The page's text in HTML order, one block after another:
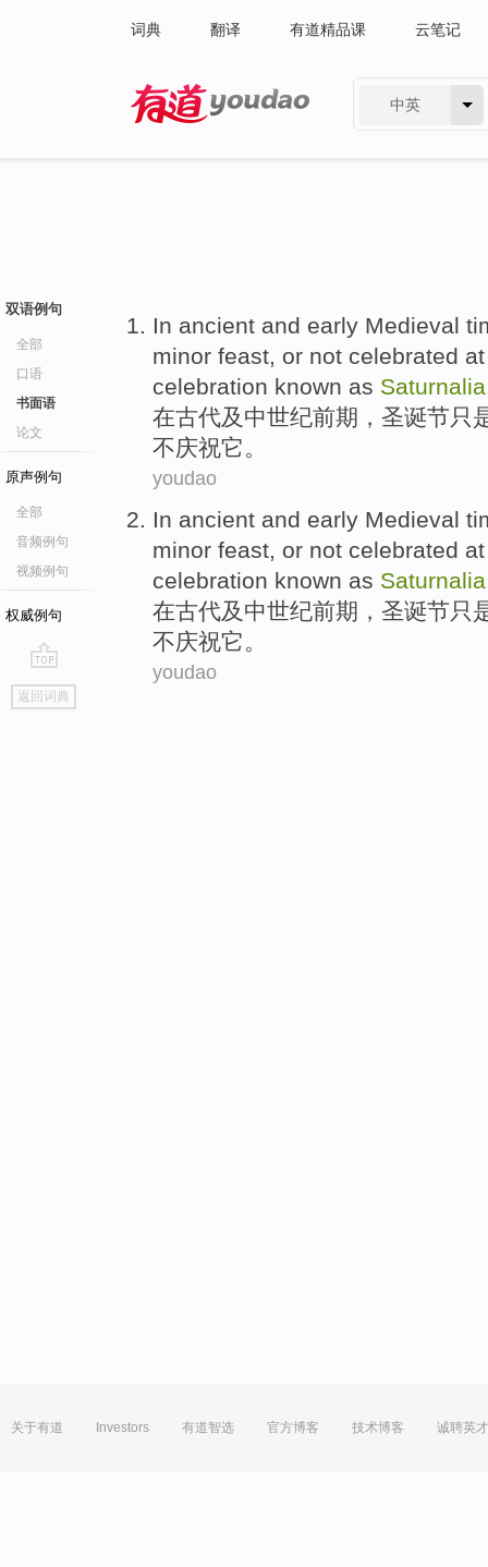
词典 翻译 有道精品课 云笔记
中英
双语例句
全部
口语
书面语
论文
原声例句
全部
音频例句
视频例句
权威例句
go
top
返回词典
In ancient and early Medieval
minor feast, or not celebrated
celebration known as Saturnalia
在古代及 中世纪前期 ， 圣诞节只
不庆祝它。
youdao
In ancient and early Medieval
minor feast, or not celebrated
celebration known as Saturnalia
在古代及 中世纪前期 ， 圣诞节只
不庆祝它。
youdao
关于有道 Investors 有道智选 官方博客 技术博客 诚聘英才